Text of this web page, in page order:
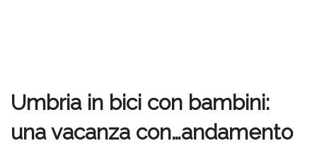
Umbria in bici con bambini:
una vacanza con…andamento